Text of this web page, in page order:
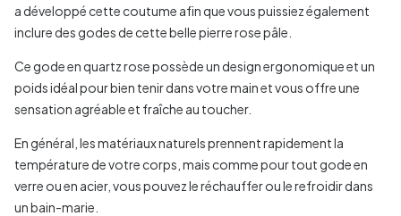
a développé cette coutume afin que vous puissiez également
inclure des godes de cette belle pierre rose pâle.
Ce gode en quartz rose possède un design ergonomique et un
poids idéal pour bien tenir dans votre main et vous offre une
sensation agréable et fraîche au toucher.
En général, les matériaux naturels prennent rapidement la
température de votre corps, mais comme pour tout gode en
verre ou en acier, vous pouvez le réchauffer ou le refroidir dans
un bain-marie.